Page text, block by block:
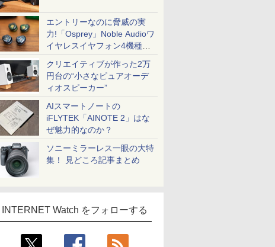
エントリーなのに脅威の実
力!「Osprey」Noble Audioワ
イヤレスイヤフォン4機種を
一気に聴く
クリエイティブが作った2万
円台の“小さなピュアオーデ
ィオスピーカー”
AIスマートノートの
iFLYTEK「AINOTE 2」はな
ぜ魅力的なのか？
ソニーミラーレス一眼の大特
集！ 見どころ記事まとめ
INTERNET Watch をフォローする